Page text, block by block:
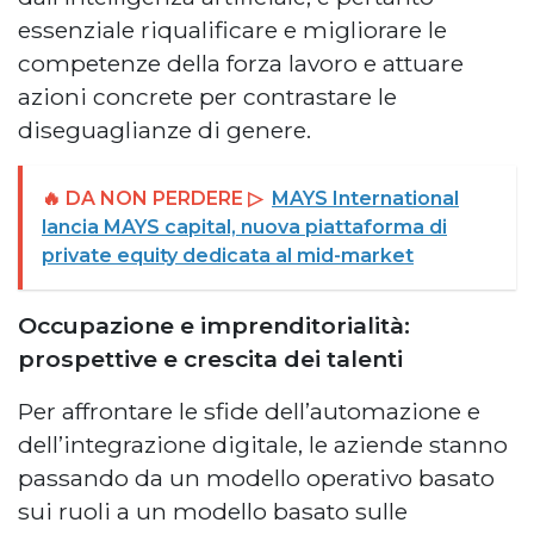
essenziale riqualificare e migliorare le
competenze della forza lavoro e attuare
azioni concrete per contrastare le
diseguaglianze di genere.
🔥 DA NON PERDERE ▷ MAYS International
lancia MAYS capital, nuova piattaforma di
private equity dedicata al mid-market
Occupazione e imprenditorialità:
prospettive e crescita dei talenti
Per affrontare le sfide dell’automazione e
dell’integrazione digitale, le aziende stanno
passando da un modello operativo basato
sui ruoli a un modello basato sulle